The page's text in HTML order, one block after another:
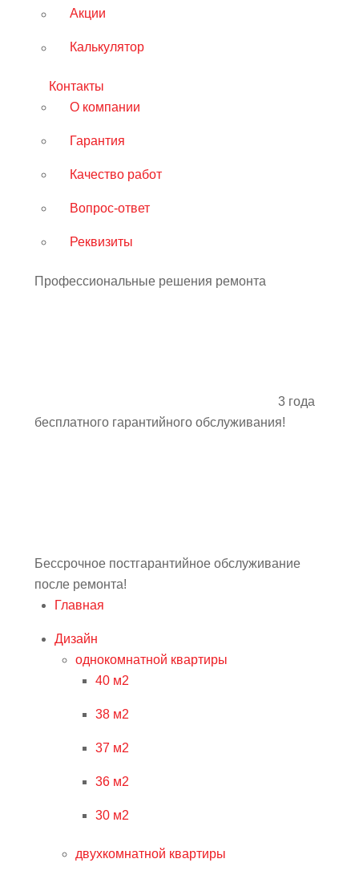
Акции
Калькулятор
Контакты
О компании
Гарантия
Качество работ
Вопрос-ответ
Реквизиты
Профессиональные решения ремонта
3 года
бесплатного гарантийного обслуживания!
Бессрочное постгарантийное обслуживание
после ремонта!
Главная
Дизайн
однокомнатной квартиры
40 м2
38 м2
37 м2
36 м2
30 м2
двухкомнатной квартиры